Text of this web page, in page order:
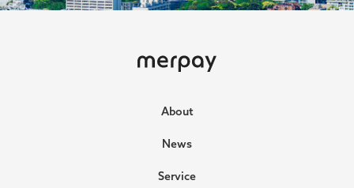
About
News
Service